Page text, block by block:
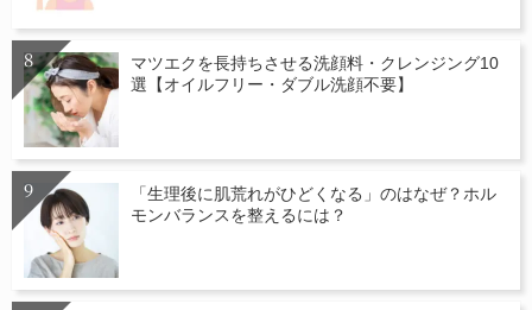
マツエクを長持ちさせる洗顔料・クレンジング10
選【オイルフリー・ダブル洗顔不要】
「生理後に肌荒れがひどくなる」のはなぜ？ホル
モンバランスを整えるには？